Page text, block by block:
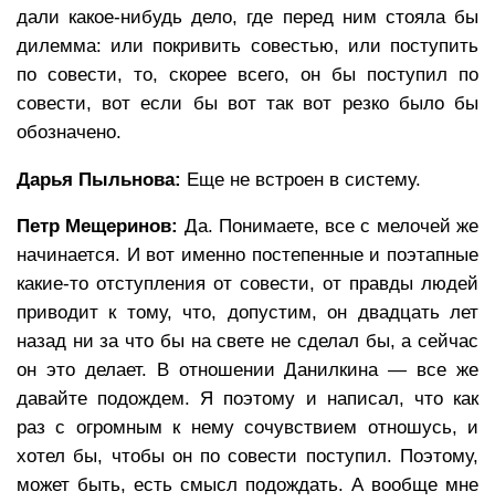
дали какое-нибудь дело, где перед ним стояла бы
дилемма: или покривить совестью, или поступить
по совести, то, скорее всего, он бы поступил по
совести, вот если бы вот так вот резко было бы
обозначено.
Дарья Пыльнова: Еще не встроен в систему.
Петр Мещеринов: Да. Понимаете, все с мелочей же
начинается. И вот именно постепенные и поэтапные
какие-то отступления от совести, от правды людей
приводит к тому, что, допустим, он двадцать лет
назад ни за что бы на свете не сделал бы, а сейчас
он это делает. В отношении Данилкина — все же
давайте подождем. Я поэтому и написал, что как
раз с огромным к нему сочувствием отношусь, и
хотел бы, чтобы он по совести поступил. Поэтому,
может быть, есть смысл подождать. А вообще мне